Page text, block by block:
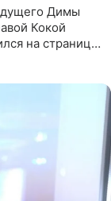
Димы
Кокой
на странице